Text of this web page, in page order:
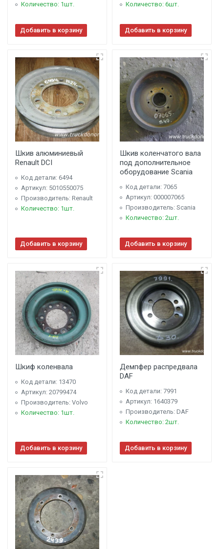
Количество: 1шт.
Добавить в корзину
Количество: 6шт.
Добавить в корзину
Шкив алюминиевый
Renault DCI
Код детали: 6494
Артикул: 5010550075
Производитель: Renault
Количество: 1шт.
Добавить в корзину
Шкив коленчатого вала
под дополнительное
оборудование Scania
Код детали: 7065
Артикул: 000007065
Производитель: Scania
Количество: 2шт.
Добавить в корзину
Шкиф коленвала
Код детали: 13470
Артикул: 20799474
Производитель: Volvo
Количество: 1шт.
Добавить в корзину
Демпфер распредвала
DAF
Код детали: 7991
Артикул: 1640379
Производитель: DAF
Количество: 2шт.
Добавить в корзину